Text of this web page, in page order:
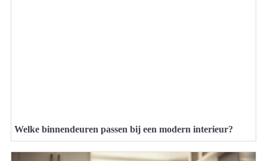
Welke binnendeuren passen bij een modern interieur?